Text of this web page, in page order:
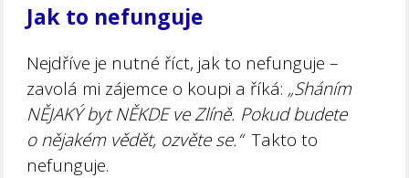
Jak to nefunguje
Nejdříve je nutné říct, jak to nefunguje –
zavolá mi zájemce o koupi a říká: „Sháním
NĚJAKÝ byt NĚKDE ve Zlíně. Pokud budete
o nějakém vědět, ozvěte se.“ Takto to
nefunguje.